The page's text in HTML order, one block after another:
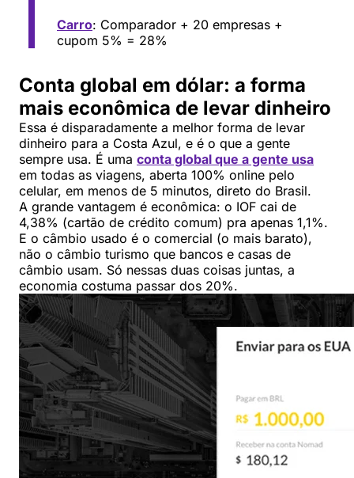
Carro: Comparador + 20 empresas +
cupom 5% = 28%
Conta global em dólar: a forma
mais econômica de levar dinheiro
Essa é disparadamente a melhor forma de levar
dinheiro para a Costa Azul, e é o que a gente
sempre usa. É uma conta global que a gente usa
em todas as viagens, aberta 100% online pelo
celular, em menos de 5 minutos, direto do Brasil.
A grande vantagem é econômica: o IOF cai de
4,38% (cartão de crédito comum) pra apenas 1,1%.
E o câmbio usado é o comercial (o mais barato),
não o câmbio turismo que bancos e casas de
câmbio usam. Só nessas duas coisas juntas, a
economia costuma passar dos 20%.